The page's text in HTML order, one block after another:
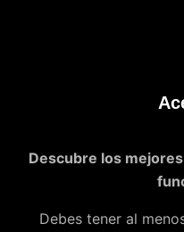
Descubre los
Debes tener al